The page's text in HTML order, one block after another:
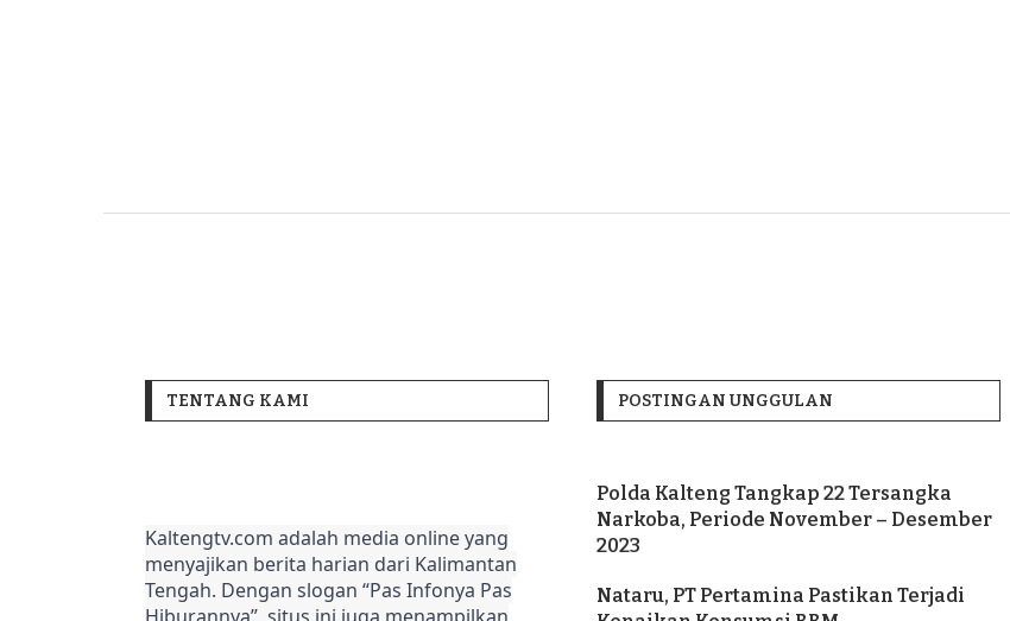
TENTANG KAMI
Kaltengtv.com adalah media online yang
menyajikan berita harian dari Kalimantan
Tengah. Dengan slogan “Pas Infonya Pas
POSTINGAN UNGGULAN
Polda Kalteng Tangkap 22 Tersangka
Narkoba, Periode November – Desember
2023
Nataru, PT Pertamina Pastikan Terjadi